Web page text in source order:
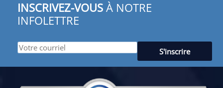
INSCRIVEZ-VOUS À NOTRE
INFOLETTRE